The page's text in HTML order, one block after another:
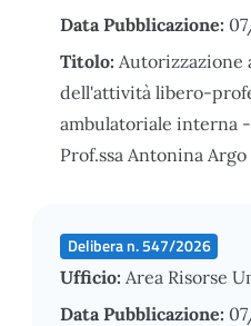
Data Pubblicazione:
Titolo: Autorizzazione
dell'attività libero-
ambulatoriale interna
Prof.ssa Antonina Argo
Delibera n. 547/2026
Ufficio: Area Risorse
Data Pubblicazione: